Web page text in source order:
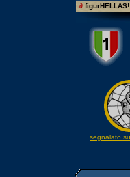
∂ figurHELLAS!
segnalato